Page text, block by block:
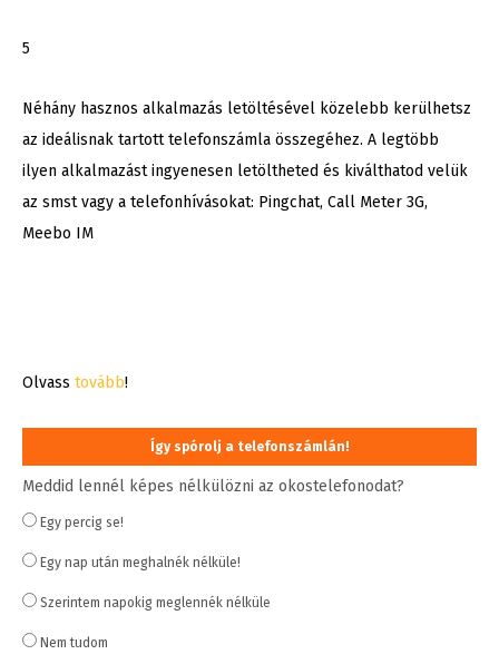
5
Néhány hasznos alkalmazás letöltésével közelebb kerülhetsz
az ideálisnak tartott telefonszámla összegéhez. A legtöbb
ilyen alkalmazást ingyenesen letöltheted és kiválthatod velük
az smst vagy a telefonhívásokat: Pingchat, Call Meter 3G,
Meebo IM
Olvass tovább!
Így spórolj a telefonszámlán!
Meddid lennél képes nélkülözni az okostelefonodat?
Egy percig se!
Egy nap után meghalnék nélküle!
Szerintem napokig meglennék nélküle
Nem tudom